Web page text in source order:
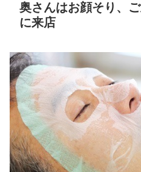
奥さんはお顔そり、
に来店